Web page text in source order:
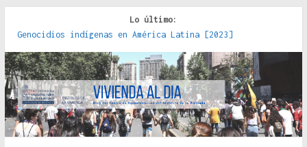
Lo último:
Genocidios indígenas en América Latina [2023]
Estudios sobre la espacialización de los Estados :
políticas, prácticas y representaciones [2022]
Donde el pedernal choca con el acero : hacia una teoría
crítica de las fronteras latinoamericanas [2020]
Criterios técnicos para una vivienda adecuada [2019]
Red de consultorios de la Caja del Seguro Obrero en
Santiago : un patrimonio emblemático [2014]